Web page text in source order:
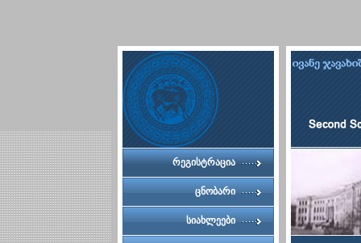
რეგისტრაცია
ცნობარი
სიახლეები